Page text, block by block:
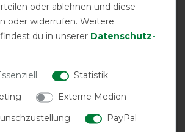
das Band am Kopf hält nicht
raus.
auch für Ekzemer einsetzbar- die
nicht mit dieser Decke!
oder ablehnen und diese
oder widerrufen. Weitere
du in unserer Daten­schutz­
Statistik
Externe Medien
PayPal